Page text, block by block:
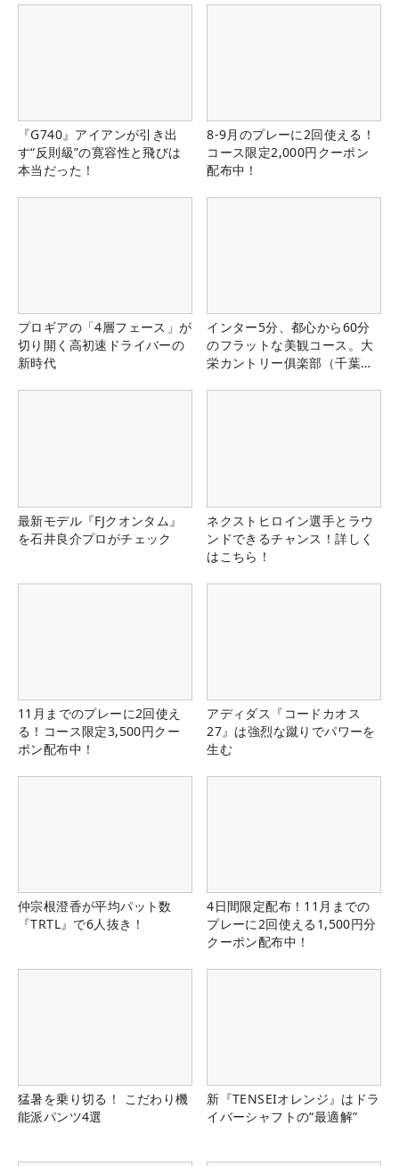
『G740』アイアンが引き出
す“反則級”の寛容性と飛びは
本当だった！
8-9月のプレーに2回使える！
コース限定2,000円クーポン
配布中！
プロギアの「4層フェース」が
切り開く高初速ドライバーの
新時代
インター5分、都心から60分
のフラットな美観コース。大
栄カントリー俱楽部（千葉
最新モデル『FJクオンタム』
を石井良介プロがチェック
ネクストヒロイン選手とラウ
ンドできるチャンス！詳しく
はこちら！
11月までのプレーに2回使え
る！コース限定3,500円クー
ポン配布中！
アディダス『コードカオス
27』は強烈な蹴りでパワーを
生む
仲宗根澄香が平均パット数
『TRTL』で6人抜き！
4日間限定配布！11月までの
プレーに2回使える1,500円分
クーポン配布中！
猛暑を乗り切る！ こだわり機
能派パンツ4選
新『TENSEIオレンジ』はドラ
イバーシャフトの“最適解”